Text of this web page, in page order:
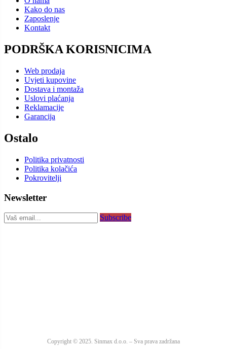
Kako do nas
Zaposlenje
Kontakt
PODRŠKA KORISNICIMA
Web prodaja
Uvjeti kupovine
Dostava i montaža
Uslovi plaćanja
Reklamacije
Garancija
Ostalo
Politika privatnosti
Politika kolačića
Pokrovitelji
Newsletter
Subscribe
Copyright © 2025. Sinmax d.o.o. – Sva prava zadržana